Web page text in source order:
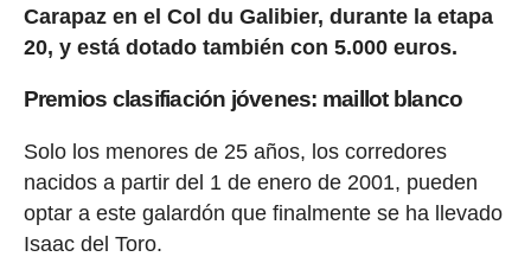
Carapaz en el Col du Galibier, durante la etapa
20, y está dotado también con 5.000 euros.
Premios clasifiación jóvenes: maillot blanco
Solo los menores de 25 años, los corredores
nacidos a partir del 1 de enero de 2001, pueden
optar a este galardón que finalmente se ha llevado
Isaac del Toro.